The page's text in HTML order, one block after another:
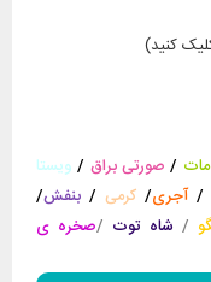
کنید)
/ صورتی براق / ویستا
آجری/ کرمی/ بنفش/
/ شاه توت /صخره ی